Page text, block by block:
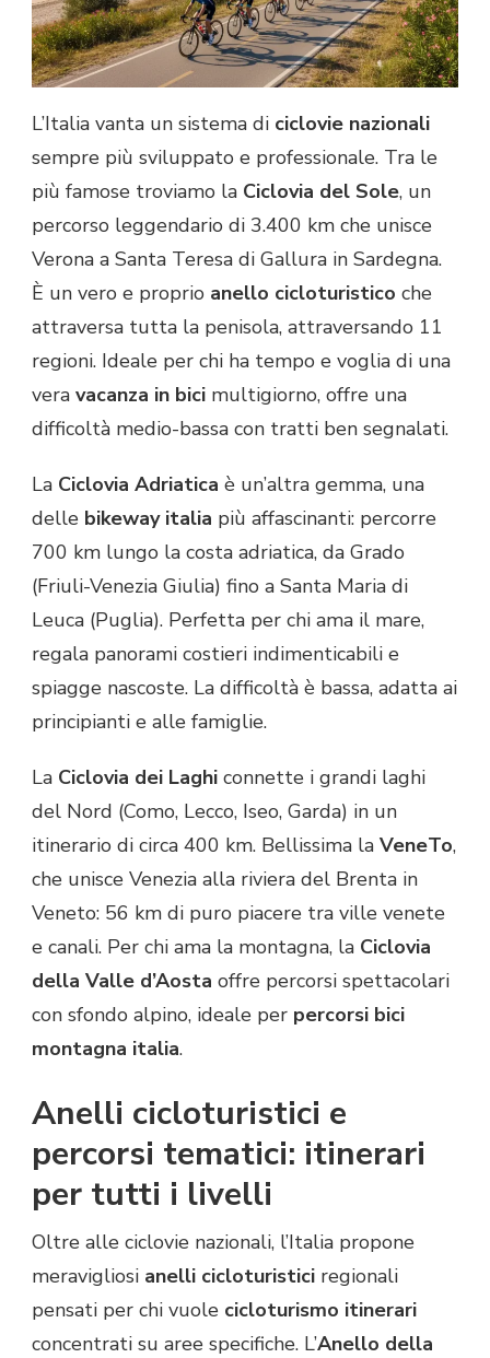
L’Italia vanta un sistema di ciclovie nazionali
sempre più sviluppato e professionale. Tra le
più famose troviamo la Ciclovia del Sole, un
percorso leggendario di 3.400 km che unisce
Verona a Santa Teresa di Gallura in Sardegna.
È un vero e proprio anello cicloturistico che
attraversa tutta la penisola, attraversando 11
regioni. Ideale per chi ha tempo e voglia di una
vera vacanza in bici multigiorno, offre una
difficoltà medio-bassa con tratti ben segnalati.
La Ciclovia Adriatica è un’altra gemma, una
delle bikeway italia più affascinanti: percorre
700 km lungo la costa adriatica, da Grado
(Friuli-Venezia Giulia) fino a Santa Maria di
Leuca (Puglia). Perfetta per chi ama il mare,
regala panorami costieri indimenticabili e
spiagge nascoste. La difficoltà è bassa, adatta ai
principianti e alle famiglie.
La Ciclovia dei Laghi connette i grandi laghi
del Nord (Como, Lecco, Iseo, Garda) in un
itinerario di circa 400 km. Bellissima la VeneTo,
che unisce Venezia alla riviera del Brenta in
Veneto: 56 km di puro piacere tra ville venete
e canali. Per chi ama la montagna, la Ciclovia
della Valle d’Aosta offre percorsi spettacolari
con sfondo alpino, ideale per percorsi bici
montagna italia.
Anelli cicloturistici e
percorsi tematici: itinerari
per tutti i livelli
Oltre alle ciclovie nazionali, l’Italia propone
meravigliosi anelli cicloturistici regionali
pensati per chi vuole cicloturismo itinerari
concentrati su aree specifiche. L’Anello della